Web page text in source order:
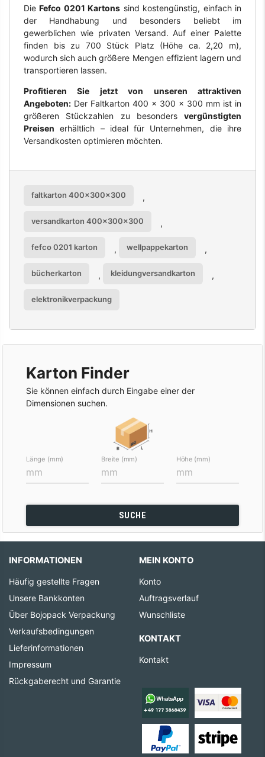
DieFefco 0201 Kartons sind kostengünstig, einfach in
der Handhabung und besonders beliebt im
gewerblichen wie privaten Versand. Auf einer Palette
finden bis zu 700 Stück Platz (Höhe ca. 2,20 m),
wodurch sich auch größere Mengen effizient lagern und
transportieren lassen.
Profitieren Sie jetzt von unseren attraktiven
Angeboten:Der Faltkarton 400 x 300 x 300 mm ist in
größeren Stückzahlen zu besondersvergünstigten
Preisen erhältlich – ideal für Unternehmen, die ihre
Versandkosten optimieren möchten.
faltkarton 400x300x300 ,
versandkarton 400x300x300 ,
fefco 0201 karton , wellpappekarton ,
bücherkarton , kleidungversandkarton ,
elektronikverpackung
Karton Finder
Sie können einfach durch Eingabe einer der
Dimensionen suchen.
Länge (mm) Breite (mm) Höhe (mm)
SUCHE
INFORMATIONEN
Häufig gestellte Fragen
Unsere Bankkonten
Über Bojopack Verpackung
Verkaufsbedingungen
Lieferinformationen
Impressum
Rückgaberecht und Garantie
MEIN KONTO
Konto
Auftragsverlauf
Wunschliste
KONTAKT
Kontakt